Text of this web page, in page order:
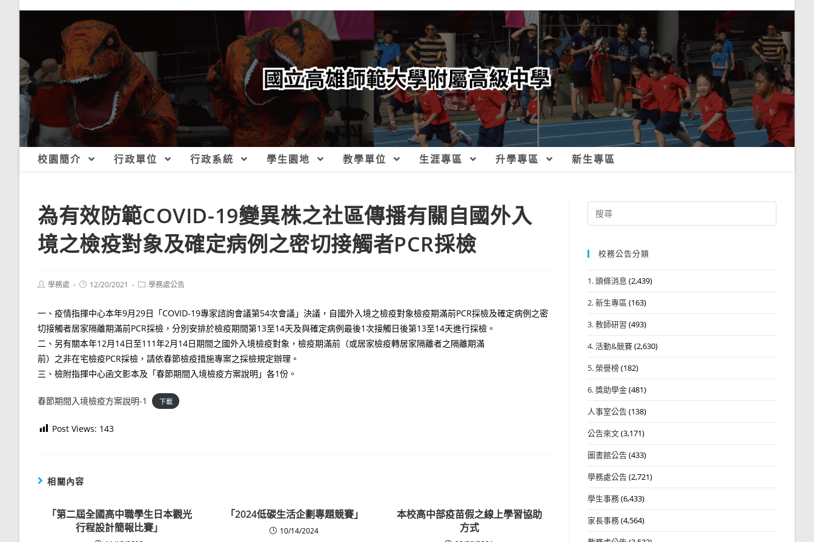
校園簡介 行政單位 行政系統 學生園地 教學單位 生涯專區 升學專區 新生專區
為有效防範COVID-19變異株之社區傳播有關自國外入
境之檢疫對象及確定病例之密切接觸者PCR採檢
Post學務處
Post12/20/2021
Post學務處公告
一、疫情指揮中心本年9月29日「COVID-19專家諮詢會議第54次會議」決議，自國外入境之檢疫對象檢疫期滿前PCR採檢及確定病例之密
切接觸者居家隔離期滿前PCR採檢，分別安排於檢疫期間第13至14天及與確定病例最後1次接觸日後第13至14天進行採檢。
二、另有關本年12月14日至111年2月14日期間之國外入境檢疫對象，檢疫期滿前（或居家檢疫轉居家隔離者之隔離期滿
前）之非在宅檢疫PCR採檢，請依春節檢疫措施專案之採檢規定辦理。
三、檢附指揮中心函文影本及「春節期間入境檢疫方案說明」各1份。
春節期間入境檢疫方案說明-1 下載
Post Views: 143
相關內容
「第二屆全國高中職學生日本觀光
行程設計簡報比賽」
「2024低碳生活企劃專題競賽」
10/14/2024
本校高中部疫苗假之線上學習協助
方式
Search
for:
校務公告分類
1. 頭條消息 (2,439)
2. 新生專區 (163)
3. 教師研習 (493)
4. 活動&競賽(2,630)
5. 榮譽榜(182)
6. 獎助學金(481)
人事室公告(138)
公告來文(3,171)
圖書館公告(433)
學務處公告(2,721)
學生事務(6,433)
家長事務(4,564)